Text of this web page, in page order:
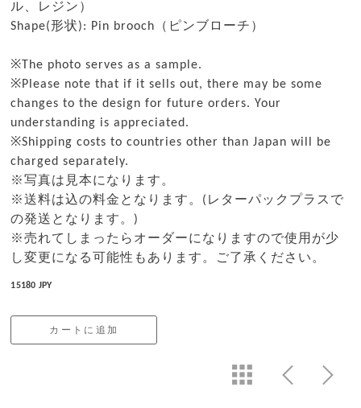
ル、レジン）
Shape(形状): Pin brooch（ピンブローチ）
※The photo serves as a sample.
※Please note that if it sells out, there may be some
changes to the design for future orders. Your
understanding is appreciated.
※Shipping costs to countries other than Japan will be
charged separately.
※写真は見本になります。
※送料は込の料金となります。(レターパックプラスで
の発送となります。)
※売れてしまったらオーダーになりますので使用が少
し変更になる可能性もあります。ご了承ください。
15180 JPY
カートに追加